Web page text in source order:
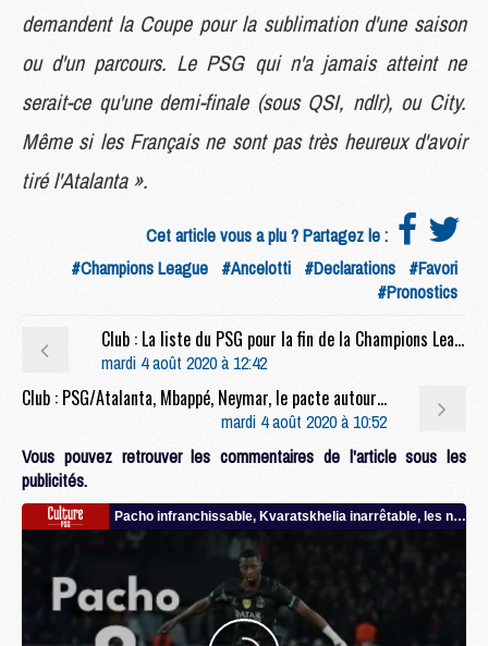
demandent la Coupe pour la sublimation d'une saison
ou d'un parcours. Le PSG qui n'a jamais atteint ne
serait-ce qu'une demi-finale (sous QSI, ndlr), ou City.
Même si les Français ne sont pas très heureux d'avoir
tiré l'Atalanta ».
Cet article vous a plu ? Partagez le :
#Champions League #Ancelotti #Declarations #Favori
#Pronostics
Club : La liste du PSG pour la fin de la Champions League officialisée
mardi 4 août 2020 à 12:42
Club : PSG/Atalanta, Mbappé, Neymar, le pacte autour de la Champions League, etc : Verratti se confie
mardi 4 août 2020 à 10:52
Vous pouvez retrouver les commentaires de l'article sous les
publicités.